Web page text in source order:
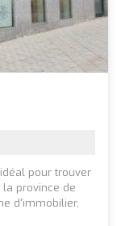
pour trouver
province de
d'immobilier,